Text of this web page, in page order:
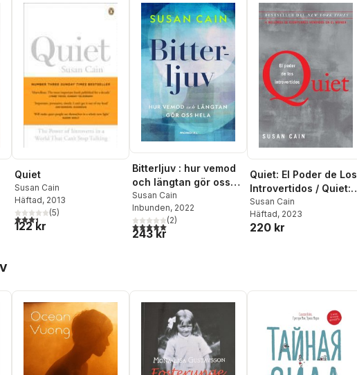
Quiet
Susan Cain
Häftad, 2013
3,4utav 5 stjärnor. Totalt antal röster:
(5)
122 kr
Bitterljuv : hur vemod
och längtan gör oss
hela
Susan Cain
Inbunden, 2022
5,0utav 5 stjärnor. Totalt antal röster:
(2)
243 kr
Quiet: El Poder de Los
Introvertidos / Quiet:
The Power of
Introverts in a World
That Can't Stop
Susan Cain
Häftad, 2023
220 kr